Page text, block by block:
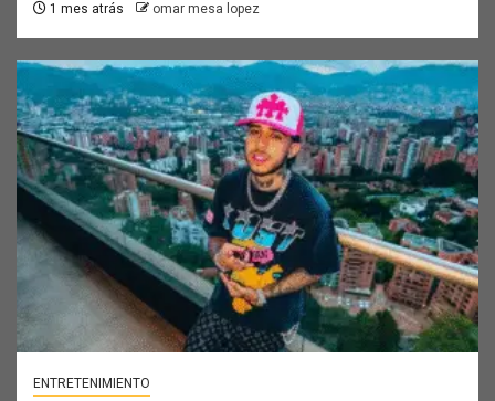
1 mes atrás omar mesa lopez
ENTRETENIMIENTO